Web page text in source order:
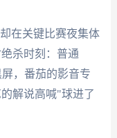
在关键比赛夜集体
杀时刻：普通
，番茄的影音专
解说高喊"球进了